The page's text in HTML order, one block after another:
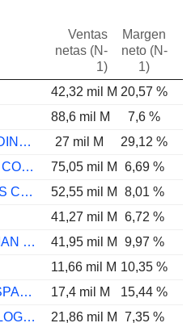
Ventas
netas (N-
1)
Margen
neto (N-
1)
42,32 mil M 20,57 %
88,6 mil M 7,6 %
ROLLS-ROYCE HOLDINGS PLC
27 mil M 29,12 %
LOCKHEED MARTIN CORPORATION
75,05 mil M 6,69 %
GENERAL DYNAMICS CORPORATION
52,55 mil M 8,01 %
41,27 mil M 6,72 %
NORTHROP GRUMMAN CORPORATION
41,95 mil M 9,97 %
11,66 mil M 10,35 %
HONEYWELL AEROSPACE INC.
17,4 mil M
15,44 %
L3HARRIS TECHNOLOGIES, INC.
21,86 mil M 7,35 %